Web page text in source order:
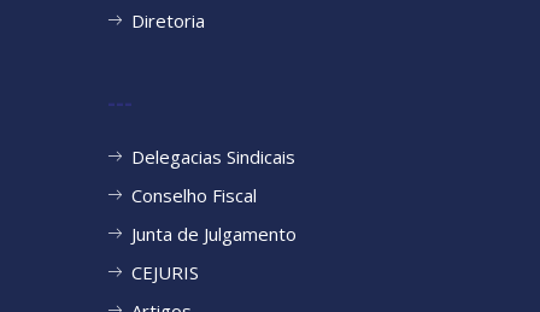
Diretoria
---
Delegacias Sindicais
Conselho Fiscal
Junta de Julgamento
CEJURIS